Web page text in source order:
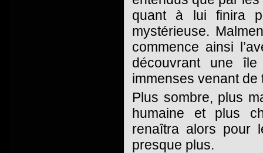
quant à lui finira
mystérieuse.
commence ainsi
découvrant une
immenses venant de
Plus sombre, plus
humaine et plus
renaîtra alors pour
presque plus.